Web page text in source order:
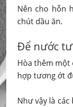
Nên cho hỗn
chút dầu ăn.
Để nước
Hòa thêm một
hợp tương ớt
Như vậy là